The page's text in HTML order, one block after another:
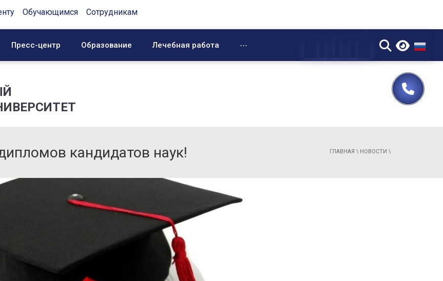
Обучающимся Сотрудникам
Пресс-центр Образование Лечебная работа ⋯ ▼
кандидатов наук! ГЛАВНАЯ \ НОВОСТИ \